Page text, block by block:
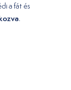
a fát és
.